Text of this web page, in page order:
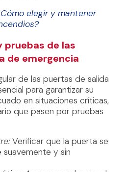
elegir y mantener
pruebas de las
de emergencia
de las puertas de salida
para garantizar su
en situaciones críticas,
que pasen por pruebas
Verificar que la puerta se
y sin